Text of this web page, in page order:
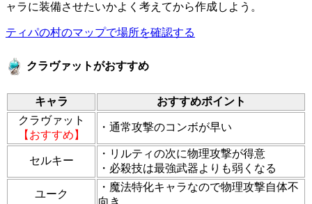
ャラに装備させたいかよく考えてから作成しよう。
ティパの村のマップで場所を確認する
クラヴァットがおすすめ
キャラ
おすすめポイント
クラヴァット
【おすすめ】
・通常攻撃のコンボが早い
セルキー
・リルティの次に物理攻撃が得意
・必殺技は最強武器よりも弱くなる
ユーク
・魔法特化キャラなので物理攻撃自体不
向き